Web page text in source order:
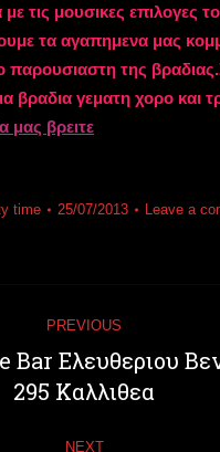
τις μουσικες επιλογες
τα αγαπημενα μας
παρουσιαστη της
βραδια γεματη χορο και
μας βρειτε
time 25/07/2013 Leave a
PREVIOUS
Previous
post:
Bar Ελευθεριου
295 Καλλιθεα
NEXT